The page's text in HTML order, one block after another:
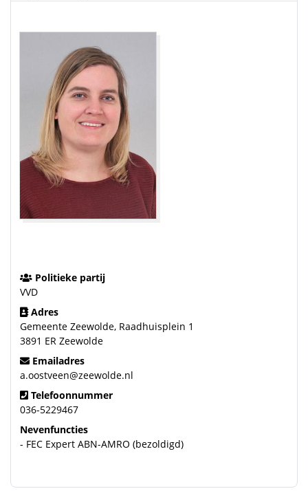
Politieke partij
VVD
Adres
Gemeente Zeewolde, Raadhuisplein 1
3891 ER Zeewolde
Emailadres
a.oostveen@zeewolde.nl
Telefoonnummer
036-5229467
Nevenfuncties
- FEC Expert ABN-AMRO (bezoldigd)